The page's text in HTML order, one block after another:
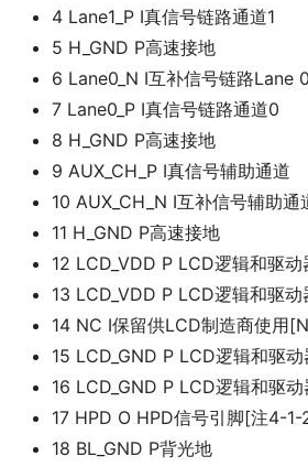
4 Lane1_P I真信号链路通道1
5 H_GND P高速接地
6 Lane0_N I互补信号链路Lane 0
7 Lane0_P I真信号链路通道0
8 H_GND P高速接地
9 AUX_CH_P I真信号辅助通道
10 AUX_CH_N I互补信号辅助通
11 H_GND P高速接地
12 LCD_VDD P LCD逻辑和驱动
13 LCD_VDD P LCD逻辑和驱动
14 NC I保留供LCD制造商使用
15 LCD_GND P LCD逻辑和驱
16 LCD_GND P LCD逻辑和驱
17 HPD O HPD信号引脚[注4-1-
18 BL_GND P背光地